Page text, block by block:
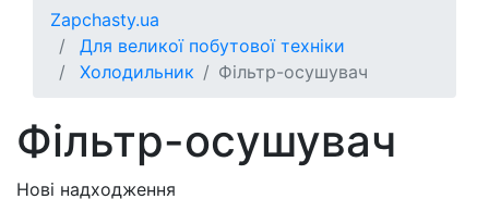
Zapchasty.ua
Для великої побутової техніки
Холодильник
Фільтр-осушувач
Фільтр-осушувач
Нові надходження